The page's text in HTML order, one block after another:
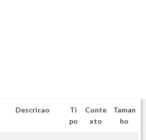
Descricao
Ti
po
Conte
xto
Taman
ho